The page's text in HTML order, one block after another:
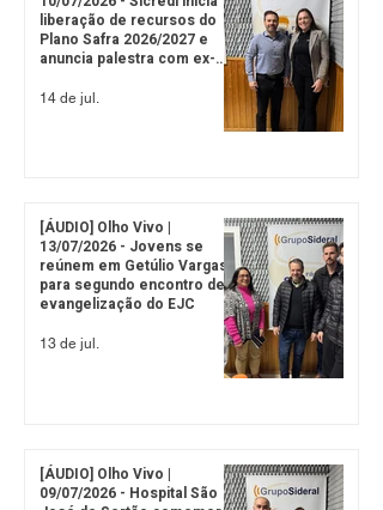
liberação de recursos do
Plano Safra 2026/2027 e
anuncia palestra com ex-
14 de jul.
[ÁUDIO] Olho Vivo |
13/07/2026 - Jovens se
reúnem em Getúlio Vargas
para segundo encontro de
evangelização do EJC
13 de jul.
[ÁUDIO] Olho Vivo |
09/07/2026 - Hospital São